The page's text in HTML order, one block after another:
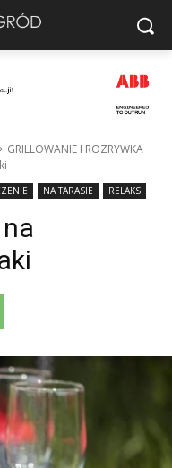
GRILLOWANIE I ROZRYWKA
NA TARASIE RELAKS